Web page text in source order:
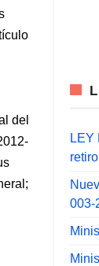
del
LEY
003-